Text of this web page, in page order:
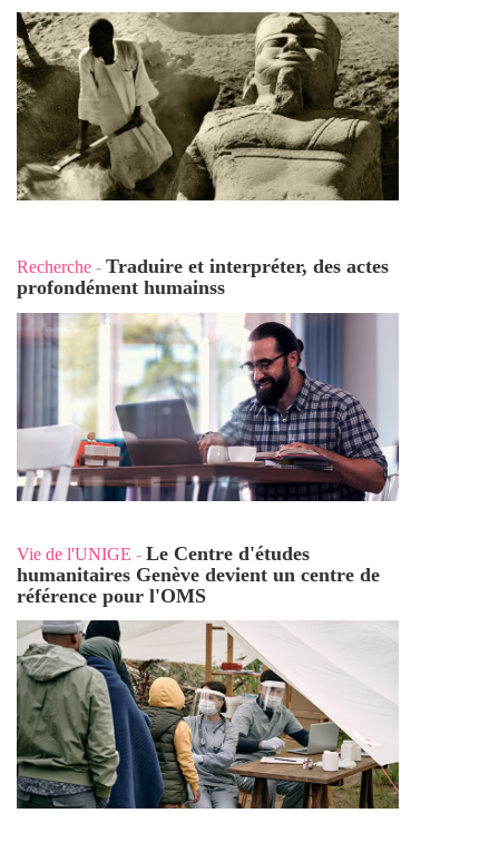
Recherche - Traduire et interpréter, des actes
profondément humainss
Vie de l'UNIGE - Le Centre d'études
humanitaires Genève devient un centre de
référence pour l'OMS